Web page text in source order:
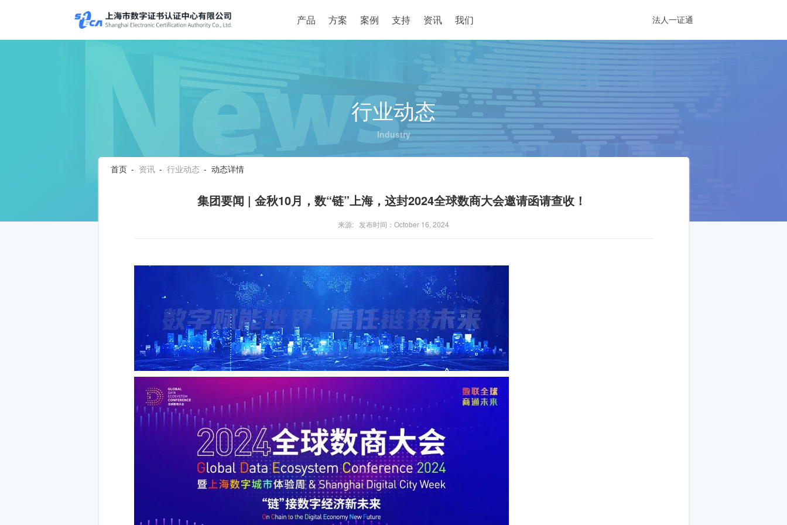
法人一证通
产品 方案 案例 支持 资讯 我们
行业动态
Industry
首页 - 资讯 - 行业动态 - 动态详情
集团要闻 | 金秋10月，数“链”上海，这封2024全球数商大会邀请函请查收！
来源: 发布时间：October 16, 2024